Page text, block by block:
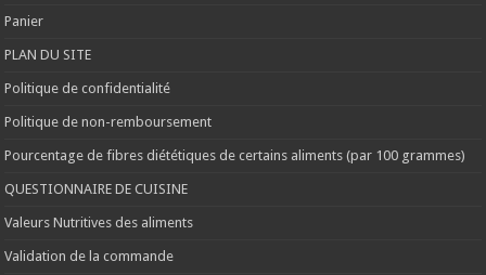
Panier
PLAN DU SITE
Politique de confidentialité
Politique de non-remboursement
Pourcentage de fibres diététiques de certains aliments (par 100 grammes)
QUESTIONNAIRE DE CUISINE
Valeurs Nutritives des aliments
Validation de la commande